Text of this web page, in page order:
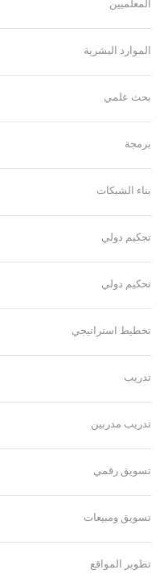
المعلميين
الموارد البشرية
بحث علمي
برمجة
بناء الشبكات
تجكيم دولي
تحكيم دولي
تخطيط استراتيجي
تدريب
تدريب مدربين
تسويق رقمي
تسويق ومبيعات
تطوير المواقع